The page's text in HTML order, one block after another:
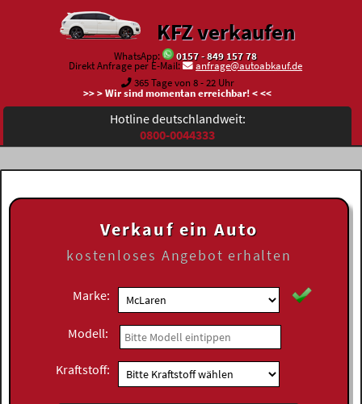
KFZ verkaufen
WhatsApp:
0157 - 849 157 78
Direkt Anfrage per E-Mail:
anfrage@autoabkauf.de
365 Tage von 8 - 22 Uhr
>> > Wir sind momentan erreichbar! < <<
Hotline deutschlandweit:
0800-0044333
Verkauf ein Auto
kostenloses Angebot erhalten
Marke:
Modell:
Kraftstoff: